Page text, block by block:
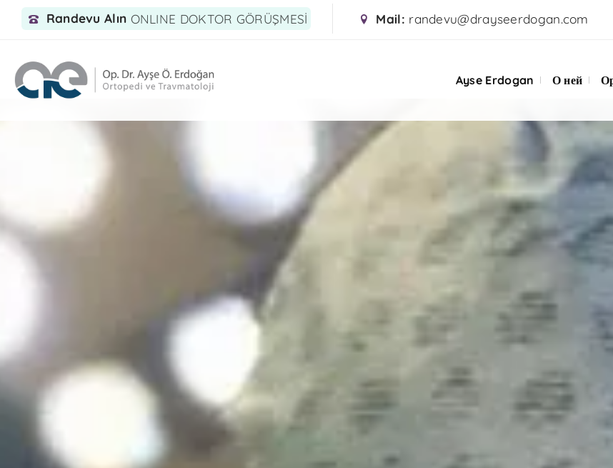
Randevu Alın ONLINE DOKTOR GÖRÜŞMESİ Mail: randevu@drayseerdogan.com
Ayse Erdogan О ней